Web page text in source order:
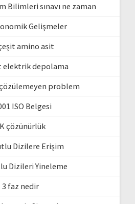
Bilimleri sınavı ne zaman
Gelişmeler
amino asit
elektrik depolama
çözülemeyen problem
ISO Belgesi
çözünürlük
Dizilere Erişim
Dizileri Yineleme
3 faz nedir